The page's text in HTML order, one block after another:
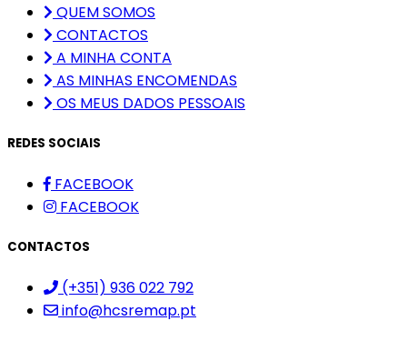
QUEM SOMOS
CONTACTOS
A MINHA CONTA
AS MINHAS ENCOMENDAS
OS MEUS DADOS PESSOAIS
REDES SOCIAIS
FACEBOOK
FACEBOOK
CONTACTOS
(+351) 936 022 792
info@hcsremap.pt